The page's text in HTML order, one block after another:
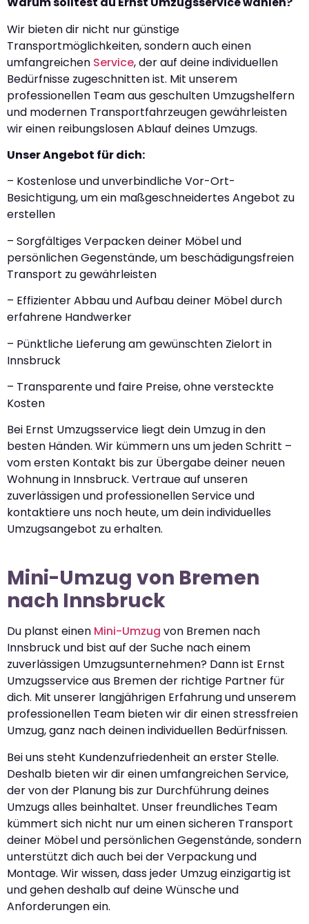
Wir bieten dir nicht nur günstige
Transportmöglichkeiten, sondern auch einen
umfangreichen Service, der auf deine individuellen
Bedürfnisse zugeschnitten ist. Mit unserem
professionellen Team aus geschulten Umzugshelfern
und modernen Transportfahrzeugen gewährleisten
wir einen reibungslosen Ablauf deines Umzugs.
Unser Angebot für dich:
– Kostenlose und unverbindliche Vor-Ort-
Besichtigung, um ein maßgeschneidertes Angebot zu
erstellen
– Sorgfältiges Verpacken deiner Möbel und
persönlichen Gegenstände, um beschädigungsfreien
Transport zu gewährleisten
– Effizienter Abbau und Aufbau deiner Möbel durch
erfahrene Handwerker
– Pünktliche Lieferung am gewünschten Zielort in
Innsbruck
– Transparente und faire Preise, ohne versteckte
Kosten
Bei Ernst Umzugsservice liegt dein Umzug in den
besten Händen. Wir kümmern uns um jeden Schritt –
vom ersten Kontakt bis zur Übergabe deiner neuen
Wohnung in Innsbruck. Vertraue auf unseren
zuverlässigen und professionellen Service und
kontaktiere uns noch heute, um dein individuelles
Umzugsangebot zu erhalten.
Mini-Umzug von Bremen
nach Innsbruck
Du planst einen Mini-Umzug von Bremen nach
Innsbruck und bist auf der Suche nach einem
zuverlässigen Umzugsunternehmen? Dann ist Ernst
Umzugsservice aus Bremen der richtige Partner für
dich. Mit unserer langjährigen Erfahrung und unserem
professionellen Team bieten wir dir einen stressfreien
Umzug, ganz nach deinen individuellen Bedürfnissen.
Bei uns steht Kundenzufriedenheit an erster Stelle.
Deshalb bieten wir dir einen umfangreichen Service,
der von der Planung bis zur Durchführung deines
Umzugs alles beinhaltet. Unser freundliches Team
kümmert sich nicht nur um einen sicheren Transport
deiner Möbel und persönlichen Gegenstände, sondern
unterstützt dich auch bei der Verpackung und
Montage. Wir wissen, dass jeder Umzug einzigartig ist
und gehen deshalb auf deine Wünsche und
Anforderungen ein.